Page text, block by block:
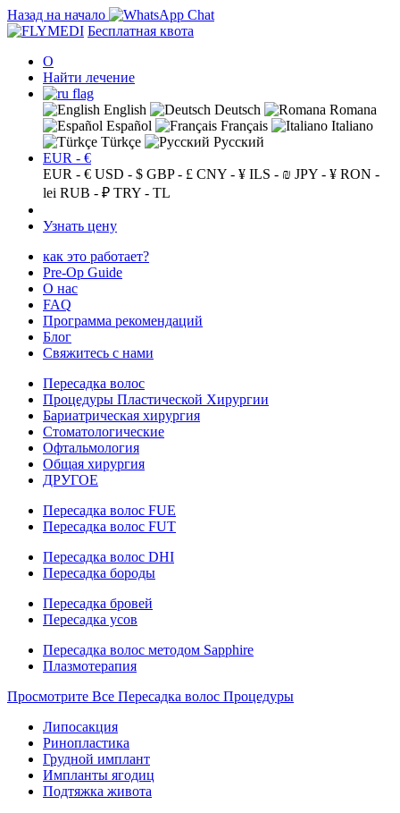
Назад на начало
Бесплатная квота
О
Найти лечение
English Deutsch
Romana
Español
Français
Italiano
Türkçe
Русский
EUR - €
EUR - € USD - $ GBP - £ CNY - ¥ ILS - ₪ JPY - ¥ RON -
lei RUB - ₽ TRY - TL
Узнать цену
как это работает?
Pre-Op Guide
О нас
FAQ
Программа рекомендаций
Блог
Свяжитесь с нами
Пересадка волос
Процедуры Пластической Хирургии
Бариатрическая хирургия
Стоматологические
Офтальмология
Общая хирургия
ДРУГОЕ
Пересадка волос FUE
Пересадка волос FUT
Пересадка волос DHI
Пересадка бороды
Пересадка бровей
Пересадка усов
Пересадка волос методом Sapphire
Плазмотерапия
Просмотрите Все Пересадка волос Процедуры
Липосакция
Ринопластика
Грудной имплант
Импланты ягодиц
Подтяжка живота